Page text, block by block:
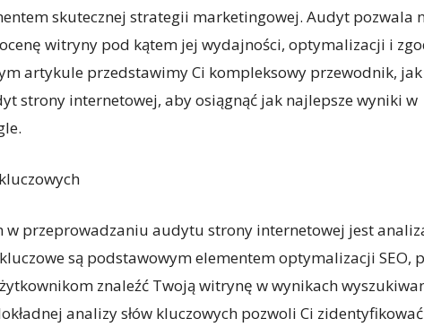
skutecznej strategii marketingowej. Audyt pozwala
witryny pod kątem jej wydajności, optymalizacji i
artykule przedstawimy Ci kompleksowy przewodnik, jak
strony internetowej, aby osiągnąć jak najlepsze wyniki w
w przeprowadzaniu audytu strony internetowej jest
kluczowe są podstawowym elementem optymalizacji SEO,
znaleźć Twoją witrynę w wynikach
analizy słów kluczowych pozwoli Ci zidentyfikować